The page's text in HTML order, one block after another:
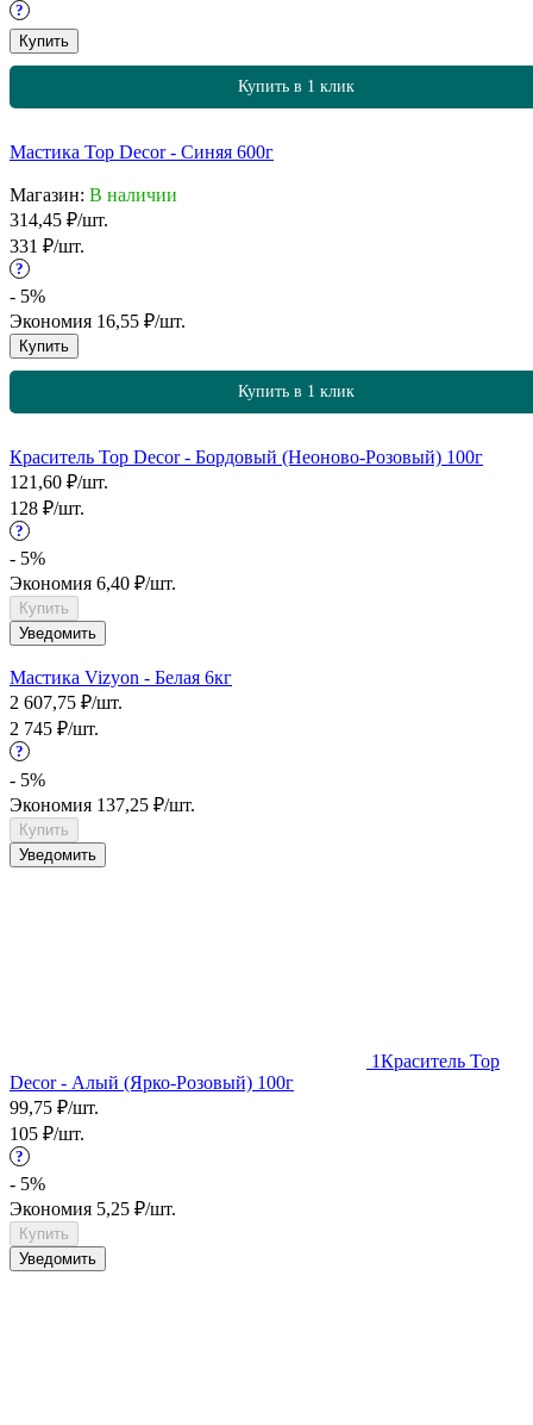
?
Купить
Купить в 1 клик
Мастика Top Decor - Синяя 600г
Магазин: В наличии
314,45 ₽/шт.
331 ₽/шт.
?
- 5%
Экономия 16,55 ₽/шт.
Купить
Купить в 1 клик
Краситель Top Decor - Бордовый (Неоново-Розовый) 100г
121,60 ₽/шт.
128 ₽/шт.
?
- 5%
Экономия 6,40 ₽/шт.
Купить
Уведомить
Мастика Vizyon - Белая 6кг
2 607,75 ₽/шт.
2 745 ₽/шт.
?
- 5%
Экономия 137,25 ₽/шт.
Купить
Уведомить
1Краситель Top
Decor - Алый (Ярко-Розовый) 100г
99,75 ₽/шт.
105 ₽/шт.
?
- 5%
Экономия 5,25 ₽/шт.
Купить
Уведомить